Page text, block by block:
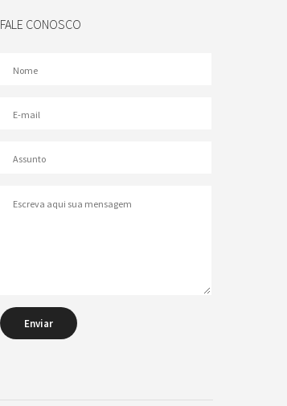
FALE CONOSCO